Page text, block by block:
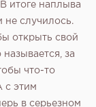
итоге наплыва
не случилось.
открыть свой
за
что-то
с этим
в серьезном